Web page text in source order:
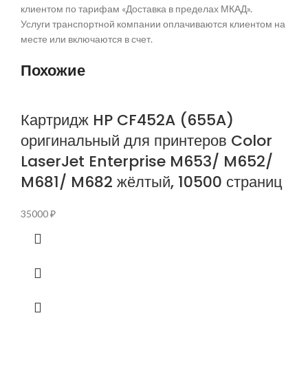
клиентом по тарифам «Доставка в пределах МКАД».
Услуги транспортной компании оплачиваются клиентом на
месте или включаются в счет.
Похожие
Картридж HP CF452A (655A)
оригинальный для принтеров Color
LaserJet Enterprise M653/ M652/
M681/ M682 жёлтый, 10500 страниц
35000₽